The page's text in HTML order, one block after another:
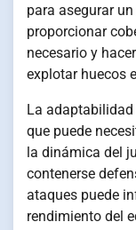
para asegurar
proporcionar
necesario y
explotar huecos
La
que puede
la dinámica del
contenerse
ataques puede
rendimiento del